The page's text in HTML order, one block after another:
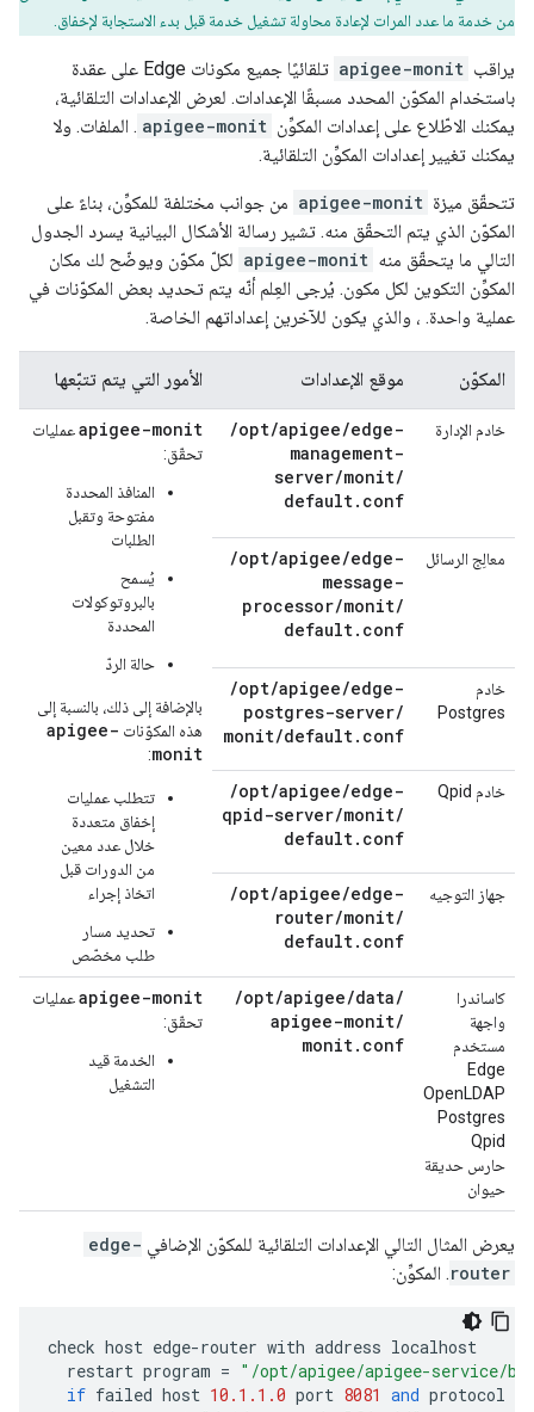
من خدمة ما عدد المرات لإعادة محاولة تشغيل خدمة قبل بدء الاستجابة لإخفاق.
يراقب apigee-monit
تلقائيًا جميع مكونات Edge على عقدة
باستخدام المكوّن المحدد مسبقًا الإعدادات. لعرض الإعدادات التلقائية،
يمكنك الاطّلاع على إعدادات المكوِّن apigee-monit . الملفات. ولا
يمكنك تغيير إعدادات المكوِّن التلقائية.
تتحقّق ميزة apigee-monit من جوانب مختلفة للمكوِّن، بناءً على
المكوّن الذي يتم التحقّق منه. تشير رسالة الأشكال البيانية يسرد الجدول
التالي ما يتحقّق منه apigee-monit لكلّ مكوّن ويوضّح لك مكان
المكوِّن التكوين لكل مكون. يُرجى العِلم أنّه يتم تحديد بعض المكوّنات في
عملية واحدة. ، والذي يكون للآخرين إعداداتهم الخاصة.
المكوّن موقع الإعدادات الأمور التي يتم تتبّعها
خادم الإدارة /opt/apigee/edge-
management-
server/monit/
default. conf
apigee-monitعمليات
تحقّق:
المنافذ المحددة
مفتوحة وتقبل
الطلبات
يُسمح
بالبروتوكولات
المحددة
حالة الردّ
بالإضافة إلى ذلك، بالنسبة إلى
هذه المكوّنات apigee-
monit
:
تتطلب عمليات
إخفاق متعددة
خلال عدد معين
من الدورات قبل
اتخاذ إجراء
تحديد مسار
طلب مخصّص
معالِج الرسائل /opt/apigee/edge-
message-
processor/monit/
default. conf
خادم
Postgres
/opt/apigee/edge-
postgres-server/
monit/default. conf
خادم Qpid /opt/apigee/edge-
qpid-server/monit/
default. conf
جهاز التوجيه /opt/apigee/edge-
router/monit/
default. conf
كاساندرا
واجهة
مستخدم
Edge
OpenLDAP
Postgres
Qpid
حارس حديقة
حيوان
/opt/apigee/data/
apigee-monit/
monit. conf
apigee-monitعمليات
تحقّق:
الخدمة قيد
التشغيل
يعرض المثال التالي الإعدادات التلقائية للمكوّن الإضافي edge-
router. المكوِّن:
check host edge-router with address localhost
restart program = "/opt/apigee/apigee-service/
if failed host 10.1.1.0 port 8081 and protocol